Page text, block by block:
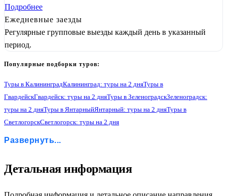
Подробнее
Ежедневные заезды
Регулярные групповые выезды каждый день в указанный
период.
Популярные подборки туров:
Туры в КалининградКалининград: туры на 2 дняТуры в
ГвардейскГвардейск: туры на 2 дняТуры в ЗеленоградскЗеленоградск:
туры на 2 дняТуры в ЯнтарныйЯнтарный: туры на 2 дняТуры в
СветлогорскСветлогорск: туры на 2 дня
Некрасово: туры на 2 дня
Туры в Правдинск
Туры в ЖелезнодорожныйЖелезнодорожный: туры на 2 дня
Развернуть...
Детальная информация